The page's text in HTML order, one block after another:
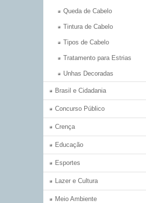
Queda de Cabelo
Tintura de Cabelo
Tipos de Cabelo
Tratamento para Estrias
Unhas Decoradas
Brasil e Cidadania
Concurso Público
Crença
Educação
Esportes
Lazer e Cultura
Meio Ambiente